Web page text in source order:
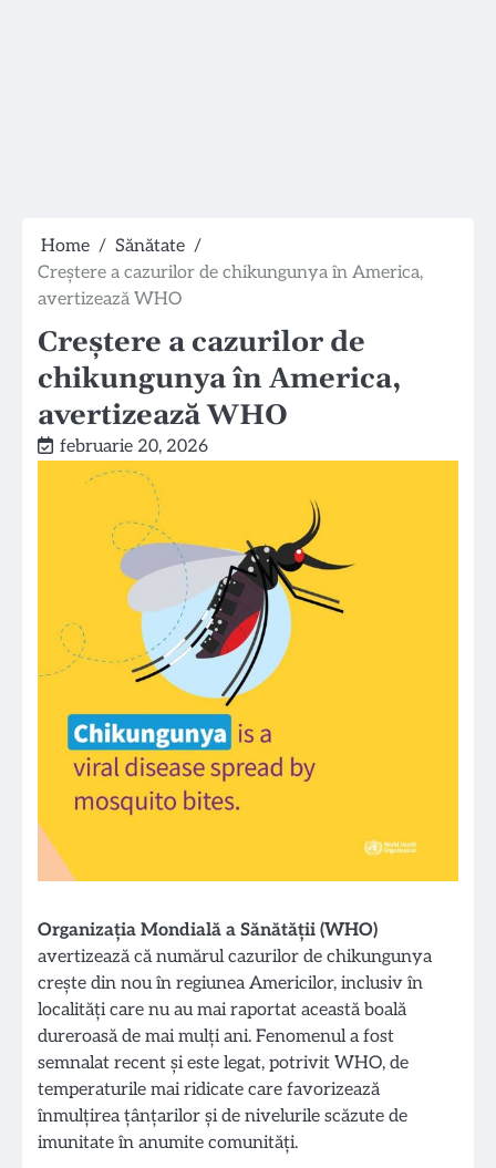
Home
Sănătate
Creștere a cazurilor de chikungunya în America,
avertizează WHO
Creștere a cazurilor de
chikungunya în America,
avertizează WHO
februarie 20, 2026
Organizația Mondială a Sănătății (WHO)
avertizează că numărul cazurilor de chikungunya
crește din nou în regiunea Americilor, inclusiv în
localități care nu au mai raportat această boală
dureroasă de mai mulți ani. Fenomenul a fost
semnalat recent și este legat, potrivit WHO, de
temperaturile mai ridicate care favorizează
înmulțirea țânțarilor și de nivelurile scăzute de
imunitate în anumite comunități.